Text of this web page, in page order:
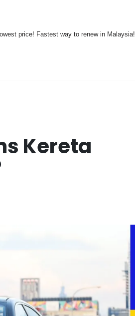
price! Fastest way to renew in Malaysia!
Kereta